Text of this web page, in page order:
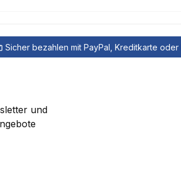
Sicher bezahlen mit PayPal, Kreditkarte
und